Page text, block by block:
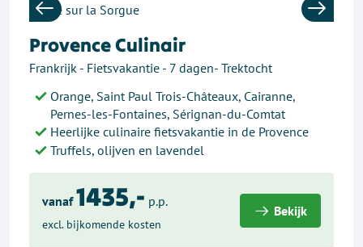
Previous Next
Provence Culinair
Frankrijk - Fietsvakantie - 7 dagen- Trektocht
Orange, Saint Paul Trois-Châteaux, Cairanne,
Pernes-les-Fontaines, Sérignan-du-Comtat
Heerlijke culinaire fietsvakantie in de Provence
Truffels, olijven en lavendel
vanaf 1435,- p.p.
excl. bijkomende kosten
Bekijk